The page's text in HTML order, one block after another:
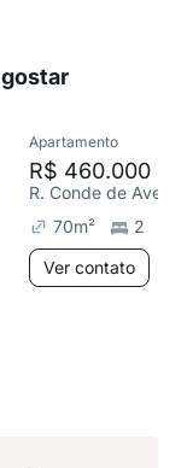
Apartamento
R$ 460.000
R. Conde de
70m²
2
Ver contato